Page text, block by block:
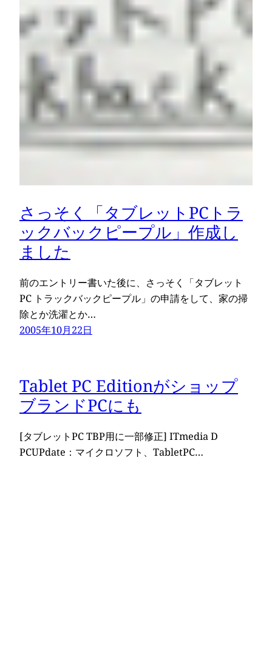
さっそく「タブレットPCトラ
ックバックピープル」作成し
ました
前のエントリー書いた後に、さっそく「タブレット
PC トラックバックピープル」の申請をして、家の掃
除とか洗濯とか…
2005年10月22日
Tablet PC Editionがショップ
ブランドPCにも
[タブレットPC TBP用に一部修正] ITmedia D
PCUPdate：マイクロソフト、TabletPC…